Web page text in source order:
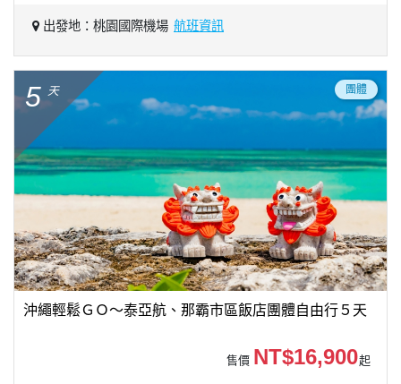
出發地：桃園國際機場 航班資訊
5 天 團體
沖繩輕鬆ＧＯ～泰亞航、那霸市區飯店團體自由行５天
售價 NT$16,900起